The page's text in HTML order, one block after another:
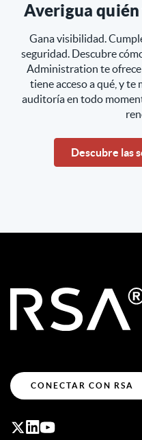
Averigua
Gana visibilidad.
seguridad. Descubre
Administration te
tiene acceso a qué, y
auditoría en todo
Descubre las
CONECTAR CON RSA